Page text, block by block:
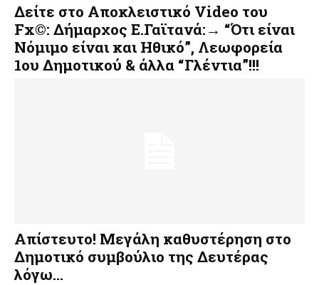
Δείτε στο Αποκλειστικό Video του
Fx©: Δήμαρχος Ε.Γαϊτανά:→ “Ότι είναι
Νόμιμο είναι και Ηθικό”, Λεωφορεία
1ου Δημοτικού & άλλα “Γλέντια”!!!
Απίστευτο! Μεγάλη καθυστέρηση στο
Δημοτικό συμβούλιο της Δευτέρας
λόγω…